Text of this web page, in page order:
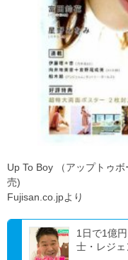
Up To Boy （アップトゥ
売)
Fujisan.co.jpより
1日で1億
士・レジェ